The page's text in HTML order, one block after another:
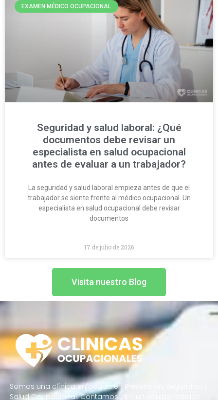
EXAMEN MÉDICO OCUPACIONAL
Seguridad y salud laboral: ¿Qué
documentos debe revisar un
especialista en salud ocupacional
antes de evaluar a un trabajador?
La seguridad y salud laboral empieza antes de que el
trabajador se siente frente al médico ocupacional. Un
especialista en salud ocupacional debe revisar
documentos
17 de julio de 2026
Visita nuestro Blog
Somos una clínica enfocada en Prevención, Seguridad y
Salud Ocupacional. Contamos con un equipo médico